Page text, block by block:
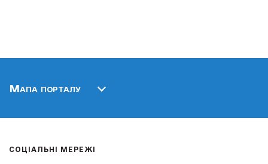
Мапа порталу
СОЦІАЛЬНІ МЕРЕЖІ